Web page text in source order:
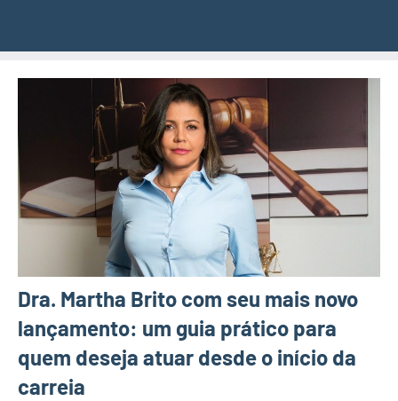
Dra. Martha Brito com seu mais novo
lançamento: um guia prático para
quem deseja atuar desde o início da
carreia